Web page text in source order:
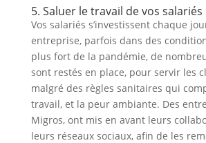
5. Saluer le travail de vos salariés
Vos salariés s’investissent chaque
entreprise, parfois dans des
plus fort de la pandémie, de
sont restés en place, pour servir les
malgré des règles sanitaires qui
travail, et la peur ambiante. Des
Migros, ont mis en avant leurs
leurs réseaux sociaux, afin de les